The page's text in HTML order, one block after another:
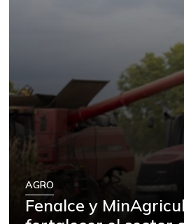
AGRO
Fenalce y